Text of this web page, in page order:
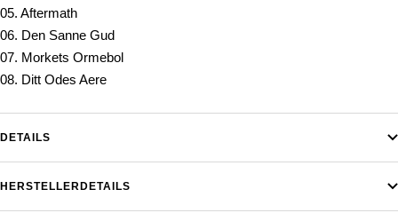
05. Aftermath
06. Den Sanne Gud
07. Morkets Ormebol
08. Ditt Odes Aere
DETAILS
HERSTELLERDETAILS